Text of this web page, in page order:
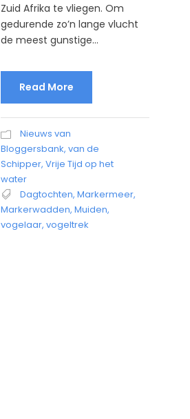
Zuid Afrika te vliegen. Om
gedurende zo’n lange vlucht
de meest gunstige...
Read More
Nieuws van
Bloggersbank, van de
Schipper, Vrije Tijd op het
water
Dagtochten, Markermeer,
Markerwadden, Muiden,
vogelaar, vogeltrek